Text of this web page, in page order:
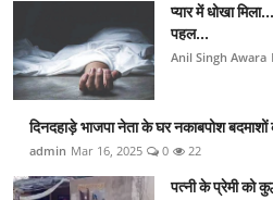
प्यार में धोखा
पहल...
Anil Singh Awara
दिनदहाड़े भाजपा नेता के घर नकाबपोश बदमाशों
admin Mar 16, 2025 0 22
पत्नी के प्रेमी को